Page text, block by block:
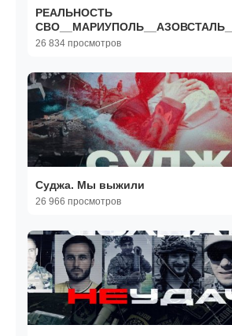
РЕАЛЬНОСТЬ
СВО__МАРИУПОЛЬ__АЗОВСТАЛЬ__
26 834 просмотров
Суджа. Мы выжили
26 966 просмотров